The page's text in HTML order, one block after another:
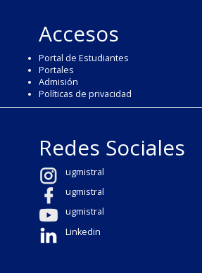
Accesos
Portal de Estudiantes
Portales
Admisión
Políticas de privacidad
Redes Sociales
ugmistral
ugmistral
ugmistral
Linkedin